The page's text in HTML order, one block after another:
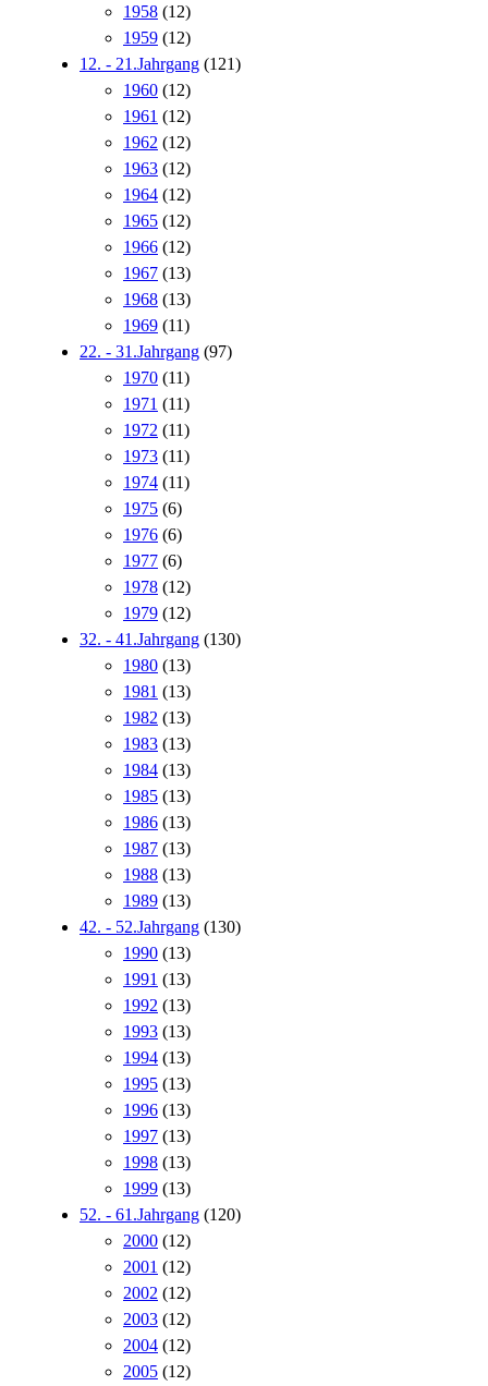
1958 (12)
1959 (12)
12. - 21.Jahrgang (121)
1960 (12)
1961 (12)
1962 (12)
1963 (12)
1964 (12)
1965 (12)
1966 (12)
1967 (13)
1968 (13)
1969 (11)
22. - 31.Jahrgang (97)
1970 (11)
1971 (11)
1972 (11)
1973 (11)
1974 (11)
1975 (6)
1976 (6)
1977 (6)
1978 (12)
1979 (12)
32. - 41.Jahrgang (130)
1980 (13)
1981 (13)
1982 (13)
1983 (13)
1984 (13)
1985 (13)
1986 (13)
1987 (13)
1988 (13)
1989 (13)
42. - 52.Jahrgang (130)
1990 (13)
1991 (13)
1992 (13)
1993 (13)
1994 (13)
1995 (13)
1996 (13)
1997 (13)
1998 (13)
1999 (13)
52. - 61.Jahrgang (120)
2000 (12)
2001 (12)
2002 (12)
2003 (12)
2004 (12)
2005 (12)